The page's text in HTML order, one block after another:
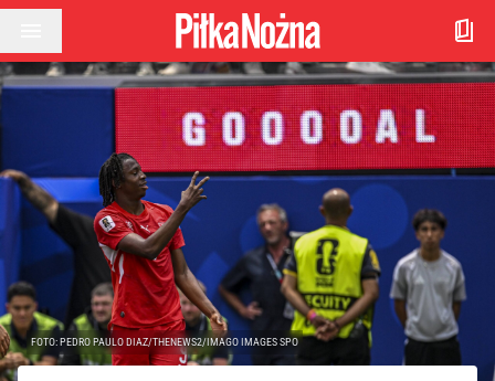
Przejdź do treści
FOTO: PEDRO PAULO DIAZ/THENEWS2/IMAGO IMAGES SPO